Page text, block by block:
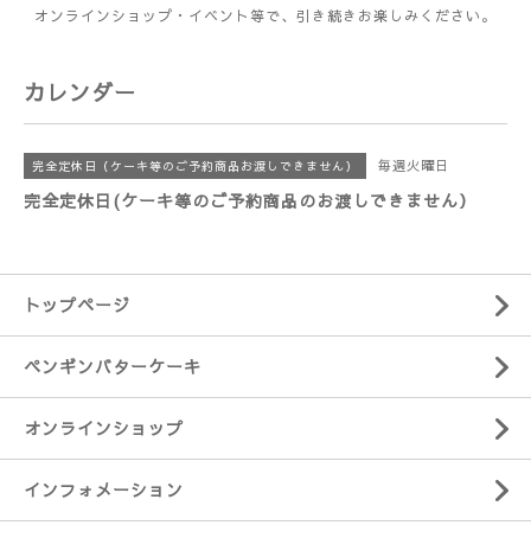
オンラインショップ・イベント等で、引き続きお楽しみください。
カレンダー
完全定休日（ケーキ等のご予約商品お渡しできません） 毎週火曜日
完全定休日(ケーキ等のご予約商品のお渡しできません）
トップページ
ペンギンバターケーキ
オンラインショップ
インフォメーション